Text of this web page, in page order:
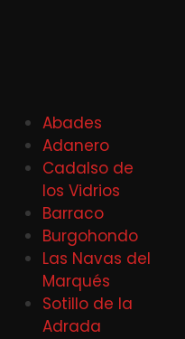
Abades
Adanero
Cadalso de
los Vidrios
Barraco
Burgohondo
Las Navas del
Marqués
Sotillo de la
Adrada